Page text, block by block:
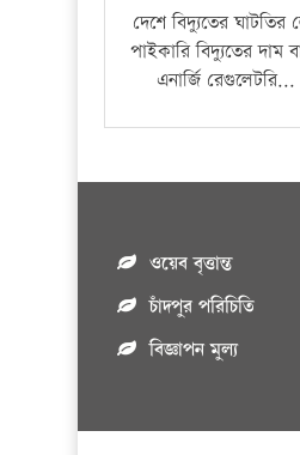
দেশে বিদ্যুতের
পাইকারি বিদ্যুতের দাম
এনার্জি রেগুলেটরি...
ওয়েব বৃত্তান্ত
চাঁদপুর পরিচিতি
বিজ্ঞাপন মুল্য